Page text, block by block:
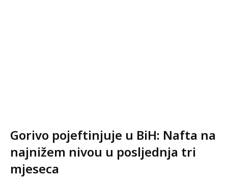
Gorivo pojeftinjuje u BiH: Nafta na
najnižem nivou u posljednja tri
mjeseca